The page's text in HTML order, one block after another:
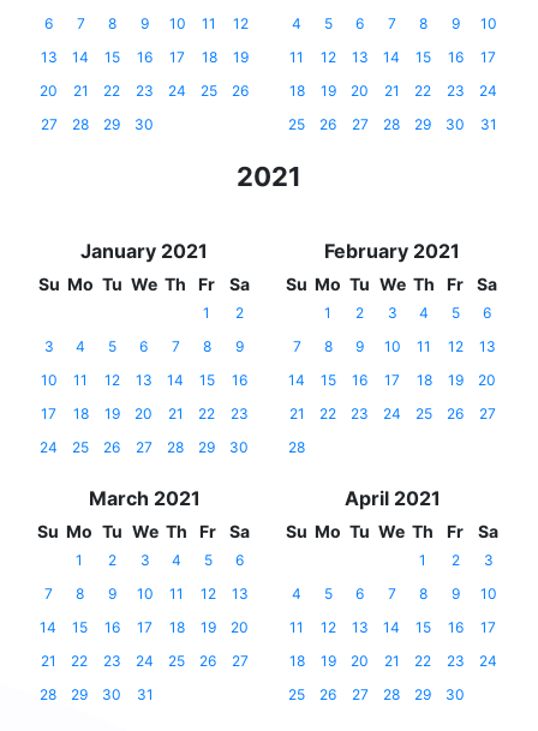
6
7 8 9 10 11
12
13
14 15 16 17 18
19
20
21 22 23 24 25
26
27
28 29 30
4
5 6 7 8 9
10
11
12 13 14 15 16
17
18
19 20 21 22 23
24
25
26 27 28 29 30 31
2021
January 2021
Su Mo Tu We Th Fr Sa
1
2
3
4 5 6 7 8
9
10
11 12 13 14 15
16
17
18 19 20 21 22
23
24
25 26 27 28 29 30
February 2021
Su Mo Tu We Th Fr Sa
1 2 3 4 5
6
7
8 9 10 11 12
13
14
15 16 17 18 19
20
21
22 23 24 25 26
27
28
March 2021
Su Mo Tu We Th Fr Sa
1 2 3 4 5
6
7
8 9 10 11 12
13
14
15 16 17 18 19
20
21
22 23 24 25 26
27
28
29 30 31
April 2021
Su Mo Tu We Th Fr Sa
1 2
3
4
5 6 7 8 9
10
11
12 13 14 15 16
17
18
19 20 21 22 23
24
25
26 27 28 29 30